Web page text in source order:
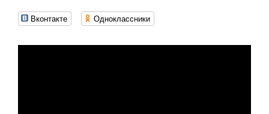
Вконтакте Одноклассники